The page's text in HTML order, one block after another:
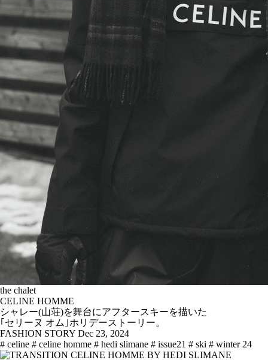
the chalet
CELINE HOMME
シャレー(山荘)を舞台にアフタースキーを描いた
｢セリーヌ オム｣ホリデーストーリー。
FASHION STORY Dec 23, 2024
# celine # celine homme # hedi slimane # issue21 # ski # winter 24